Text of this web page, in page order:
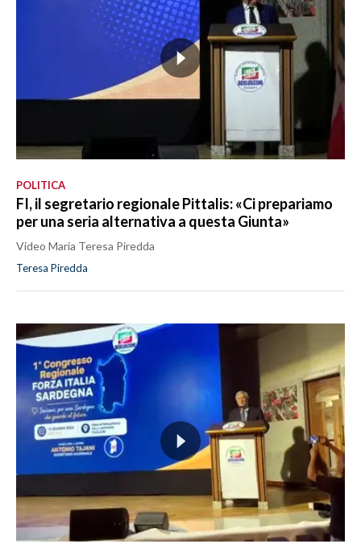
POLITICA
FI, il segretario regionale Pittalis: «Ci prepariamo
per una seria alternativa a questa Giunta»
Video Maria Teresa Piredda
Teresa Piredda